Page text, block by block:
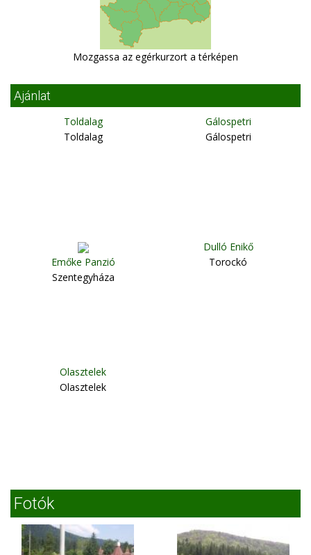
Mozgassa az egérkurzort a térképen
Ajánlat
Toldalag
Toldalag
Gálospetri
Gálospetri
Emőke Panzió
Szentegyháza
Dulló Enikő
Torockó
Olasztelek
Olasztelek
Fotók